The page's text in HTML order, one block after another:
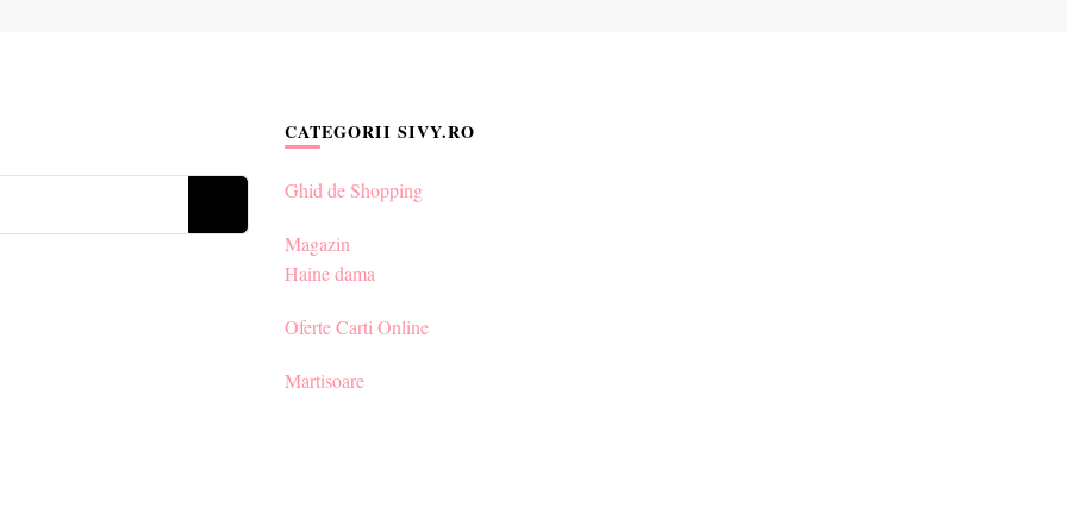
CATEGORII SIVY.RO
Ghid de Shopping
Magazin
Haine dama
Oferte Carti Online
Martisoare